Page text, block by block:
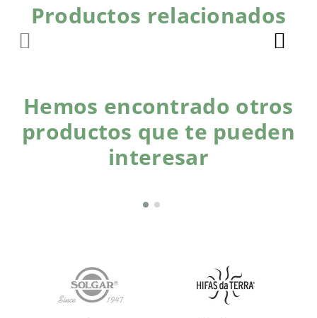
Productos relacionados
Hemos encontrado otros
productos que te pueden
interesar